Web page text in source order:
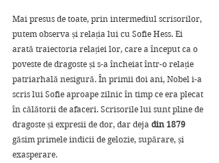
Mai presus de toate, prin intermediul scrisorilor,
putem observa și relația lui cu Sofie Hess. Ei
arată traiectoria relației lor, care a început ca o
poveste de dragoste și s-a încheiat într-o relație
patriarhală nesigură. În primii doi ani, Nobel i-a
scris lui Sofie aproape zilnic în timp ce era plecat
în călătorii de afaceri. Scrisorile lui sunt pline de
dragoste și expresii de dor, dar deja din 1879
găsim primele indicii de gelozie, supărare, și
exasperare.